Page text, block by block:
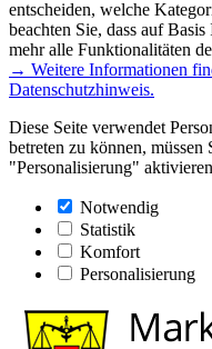
entscheiden, welche
beachten Sie, dass auf
mehr alle Funktionalitäten
→ Weitere Informationen
Datenschutzhinweis.
Diese Seite verwendet
betreten zu können, müssen
"Personalisierung"
Notwendig
Statistik
Komfort
Personalisierung